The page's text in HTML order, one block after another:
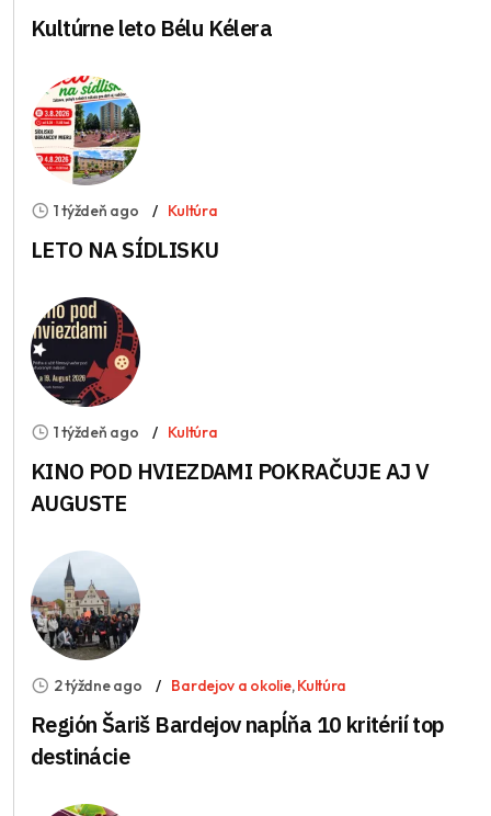
Kultúrne leto Bélu Kélera
1 týždeň ago Kultúra
LETO NA SÍDLISKU
1 týždeň ago Kultúra
KINO POD HVIEZDAMI POKRAČUJE AJ V
AUGUSTE
2 týždne ago Bardejov a okolie,Kultúra
Región Šariš Bardejov napĺňa 10 kritérií top
destinácie